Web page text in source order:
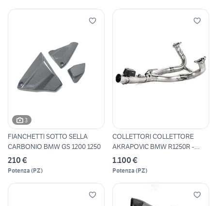
3
FIANCHETTI SOTTO SELLA
CARBONIO BMW GS 1200 1250
210 €
Potenza (PZ)
COLLETTORI COLLETTORE
AKRAPOVIC BMW R1250R -
R1250
1.100 €
Potenza (PZ)